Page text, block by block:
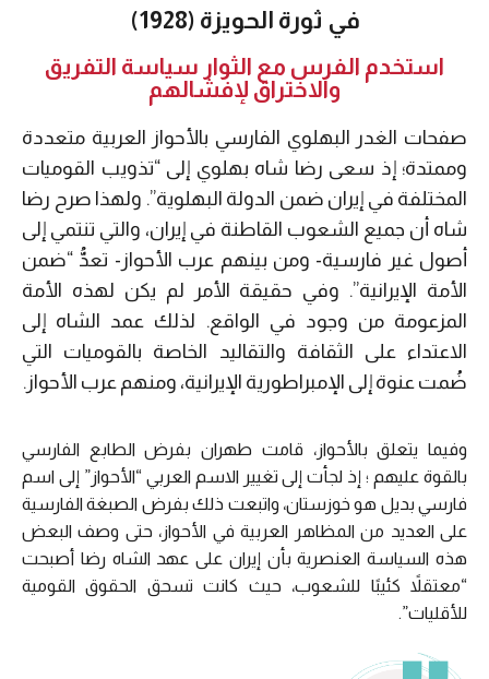
في ثورة الحويزة (1928)
استخدم الفرس مع الثوار سياسة التفريق
والاختراق لإفشالهم
صفحات الغدر البهلوي الفارسي بالأحواز العربية متعددة
وممتدة؛ إذ سعى رضا شاه بهلوي إلى “تذويب القوميات
المختلفة في إيران ضمن الدولة البهلوية”. ولهذا صرح رضا
شاه أن جميع الشعوب القاطنة في إيران، والتي تنتمي إلى
أصول غير فارسية- ومن بينهم عرب الأحواز- تعدُّ “ضمن
الأمة الإيرانية”. وفي حقيقة الأمر لم يكن لهذه الأمة
المزعومة من وجود في الواقع. لذلك عمد الشاه إلى
الاعتداء على الثقافة والتقاليد الخاصة بالقوميات التي
ضُمت عنوة إلى الإمبراطورية الإيرانية، ومنهم عرب الأحواز.
وفيما يتعلق بالأحواز، قامت طهران بفرض الطابع الفارسي
بالقوة عليهم ؛ إذ لجأت إلى تغيير الاسم العربي “الأحواز” إلى اسم
فارسي بديل هو خوزستان، واتبعت ذلك بفرض الصبغة الفارسية
على العديد من المظاهر العربية في الأحواز، حتى وصف البعض
هذه السياسة العنصرية بأن إيران على عهد الشاه رضا أصبحت
“معتقلاً كئيبًا للشعوب، حيث كانت تسحق الحقوق القومية
للأقليات”.